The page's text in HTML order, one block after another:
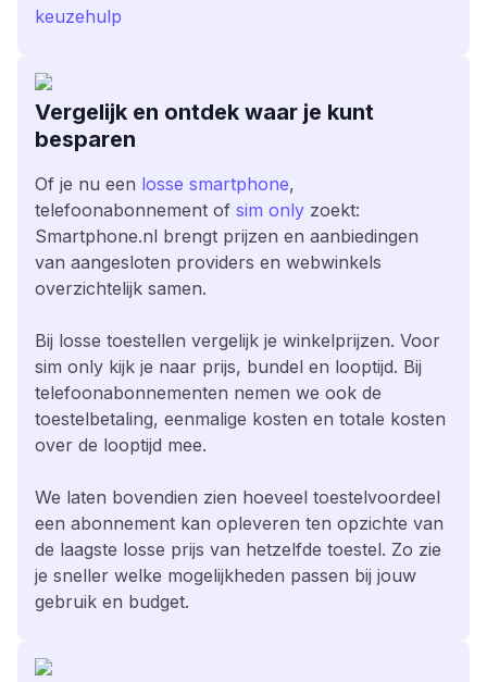
keuzehulp
Vergelijk en ontdek waar je kunt
besparen
Of je nu een losse smartphone,
telefoonabonnement of sim only zoekt:
Smartphone.nl brengt prijzen en aanbiedingen
van aangesloten providers en webwinkels
overzichtelijk samen.
Bij losse toestellen vergelijk je winkelprijzen. Voor
sim only kijk je naar prijs, bundel en looptijd. Bij
telefoonabonnementen nemen we ook de
toestelbetaling, eenmalige kosten en totale kosten
over de looptijd mee.
We laten bovendien zien hoeveel toestelvoordeel
een abonnement kan opleveren ten opzichte van
de laagste losse prijs van hetzelfde toestel. Zo zie
je sneller welke mogelijkheden passen bij jouw
gebruik en budget.